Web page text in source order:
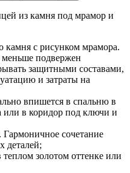
из камня под мрамор и
камня с рисунком мрамора.
подвержен
защитными составами,
и затраты на
впишется в спальню в
или в коридор под ключи и
сочетание
деталей;
золотом оттенке или